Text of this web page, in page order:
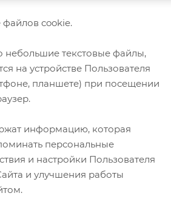
файлов cookie.
текстовые файлы,
на устройстве Пользователя
планшете) при посещении
информацию, которая
персональные
и настройки Пользователя
и улучшения работы